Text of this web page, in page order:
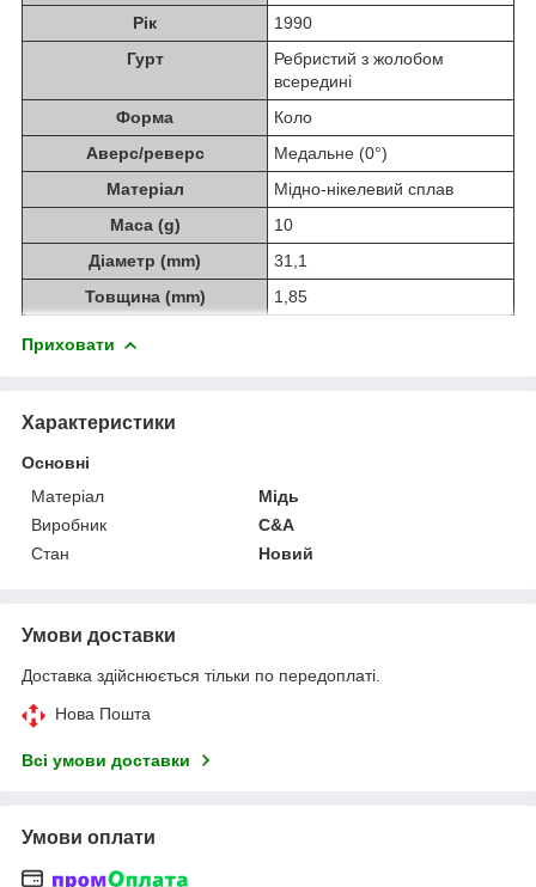
Рік
1990
Гурт
Ребристий з жолобом
всередині
Форма
Коло
Аверс/реверс
Медальне (0°)
Матеріал
Мідно-нікелевий сплав
Маса (g)
10
Діаметр (mm)
31,1
Товщина (mm)
1,85
Приховати
Характеристики
Основні
Матеріал
Мідь
Виробник
C&A
Стан
Новий
Умови доставки
Доставка здійснюється тільки по передоплаті.
Нова Пошта
Всі умови доставки
Умови оплати